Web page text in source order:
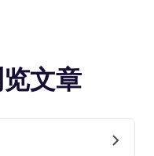
文章